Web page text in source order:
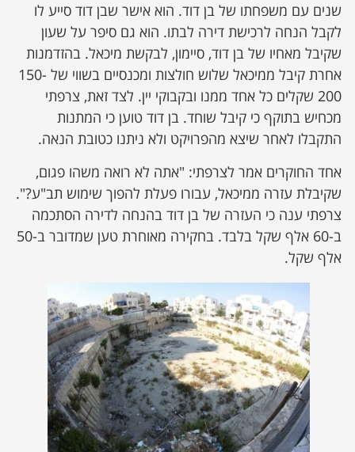
שנים עם משפחתו של בן דוד. הוא אישר שבן דוד סייע לו
לקבל הנחה לרכישת דירה לבתו. הוא גם סיפר על שעון
שקיבל מאחיו של בן דוד, סיימון, לבקשת מיכאל. בהזדמנות
אחרת קיבל ממיכאל שלוש חולצות ומכנסיים בשווי של 150-
200 שקלים כל אחד ממנו ובקבוקי יין. לצד זאת, צרפתי
מכחיש בתוקף כי קיבל שוחד. בן דוד טוען כי המתנות
התקבלו לאחר שיצא מהפרויקט ולא ניתנו כטובת הנאה.
אחד החוקרים אמר לצרפתי: "אתה לא רואה משהו פגום,
שקיבלת עזרה ממיכאל, עבורו פעלת להפוך שימוש תב"ע?".
צרפתי ענה כי העזרה של בן דוד בהנחה לדירה הסתכמה
ב-60 אלף שקל בלבד. בחקירה מאוחרת טען שמדובר ב-50
אלף שקל.